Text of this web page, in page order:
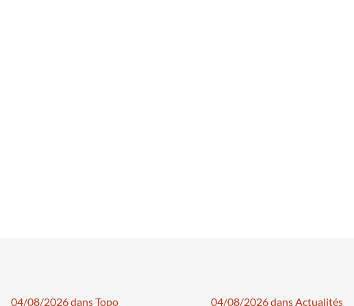
04/08/2026 dans Topo 04/08/2026 dans Actualités